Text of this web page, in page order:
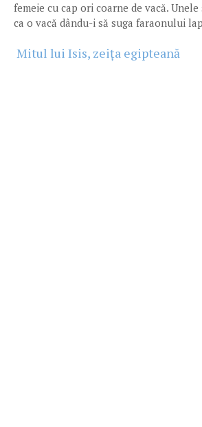
femeie cu cap ori coarne de vacă.
ca o vacă dându-i să suga faraonului
Mitul lui Isis, zeița egipteană